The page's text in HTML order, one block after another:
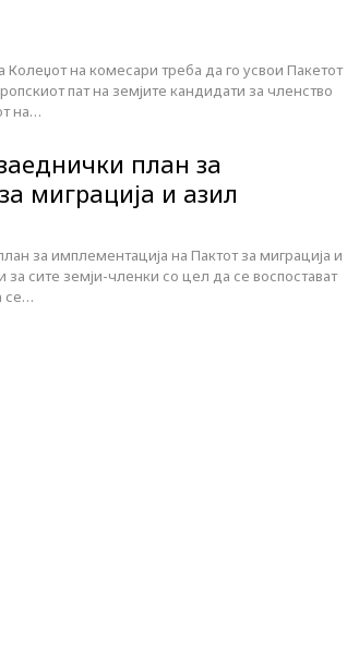
на комесари треба да го усвои Пакетот
пат на земјите кандидати за членство
на…
план за
миграција и азил
за имплементација на Пактот за миграција и
за сите земји-членки со цел да се воспостават
се…